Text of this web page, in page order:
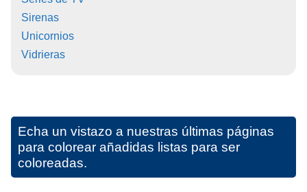
Sirenas
Unicornios
Vidrieras
Echa un vistazo a nuestras últimas páginas
para colorear añadidas listas para ser
coloreadas.